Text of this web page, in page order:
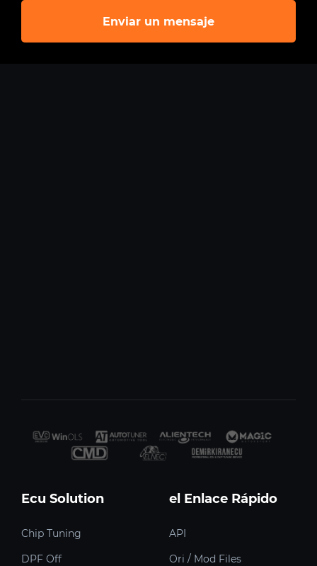
Enviar un mensaje
Ecu Solution
Chip Tuning
DPF Off
el Enlace Rápido
API
Ori / Mod Files